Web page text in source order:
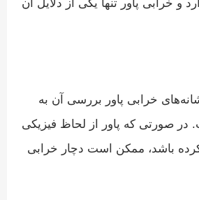
و خرابی پاور تنها یکی از دلایل آن
خرابی پاور بررسی آن به
صورتی که پاور از لحاظ فیزیکی
باشد، ممکن است دچار خرابی